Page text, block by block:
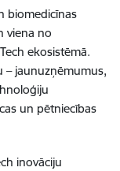
biomedicīnas
viena no
ekosistēmā.
– jaunuzņēmumus,
un pētniecības
inovāciju